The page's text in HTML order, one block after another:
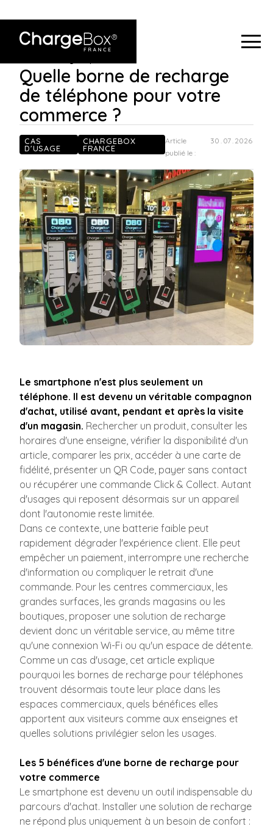
ChargeBox
Quelle borne de recharge de téléphone
Quelle borne de recharge
de téléphone pour votre
commerce ?
CAS
D'USAGE
CHARGEBOX
FRANCE
Article
publié le :
30 . 07. 2026
Le smartphone n'est plus seulement un
téléphone. Il est devenu un véritable compagnon
d'achat, utilisé avant, pendant et après la visite
d'un magasin. Rechercher un produit, consulter les
horaires d'une enseigne, vérifier la disponibilité d'un
article, comparer les prix, accéder à une carte de
fidélité, présenter un QR Code, payer sans contact
ou récupérer une commande Click & Collect. Autant
d'usages qui reposent désormais sur un appareil
dont l'autonomie reste limitée.
Dans ce contexte, une batterie faible peut
rapidement dégrader l'expérience client. Elle peut
empêcher un paiement, interrompre une recherche
d'information ou compliquer le retrait d'une
commande. Pour les centres commerciaux, les
grandes surfaces, les grands magasins ou les
boutiques, proposer une solution de recharge
devient donc un véritable service, au même titre
qu'une connexion Wi-Fi ou qu'un espace de détente.
Comme un cas d'usage, cet article explique
pourquoi les bornes de recharge pour téléphones
trouvent désormais toute leur place dans les
espaces commerciaux, quels bénéfices elles
apportent aux visiteurs comme aux enseignes et
quelles solutions privilégier selon les usages.
Les 5 bénéfices d'une borne de recharge pour
votre commerce
Le smartphone est devenu un outil indispensable du
parcours d'achat. Installer une solution de recharge
ne répond plus uniquement à un besoin de confort :